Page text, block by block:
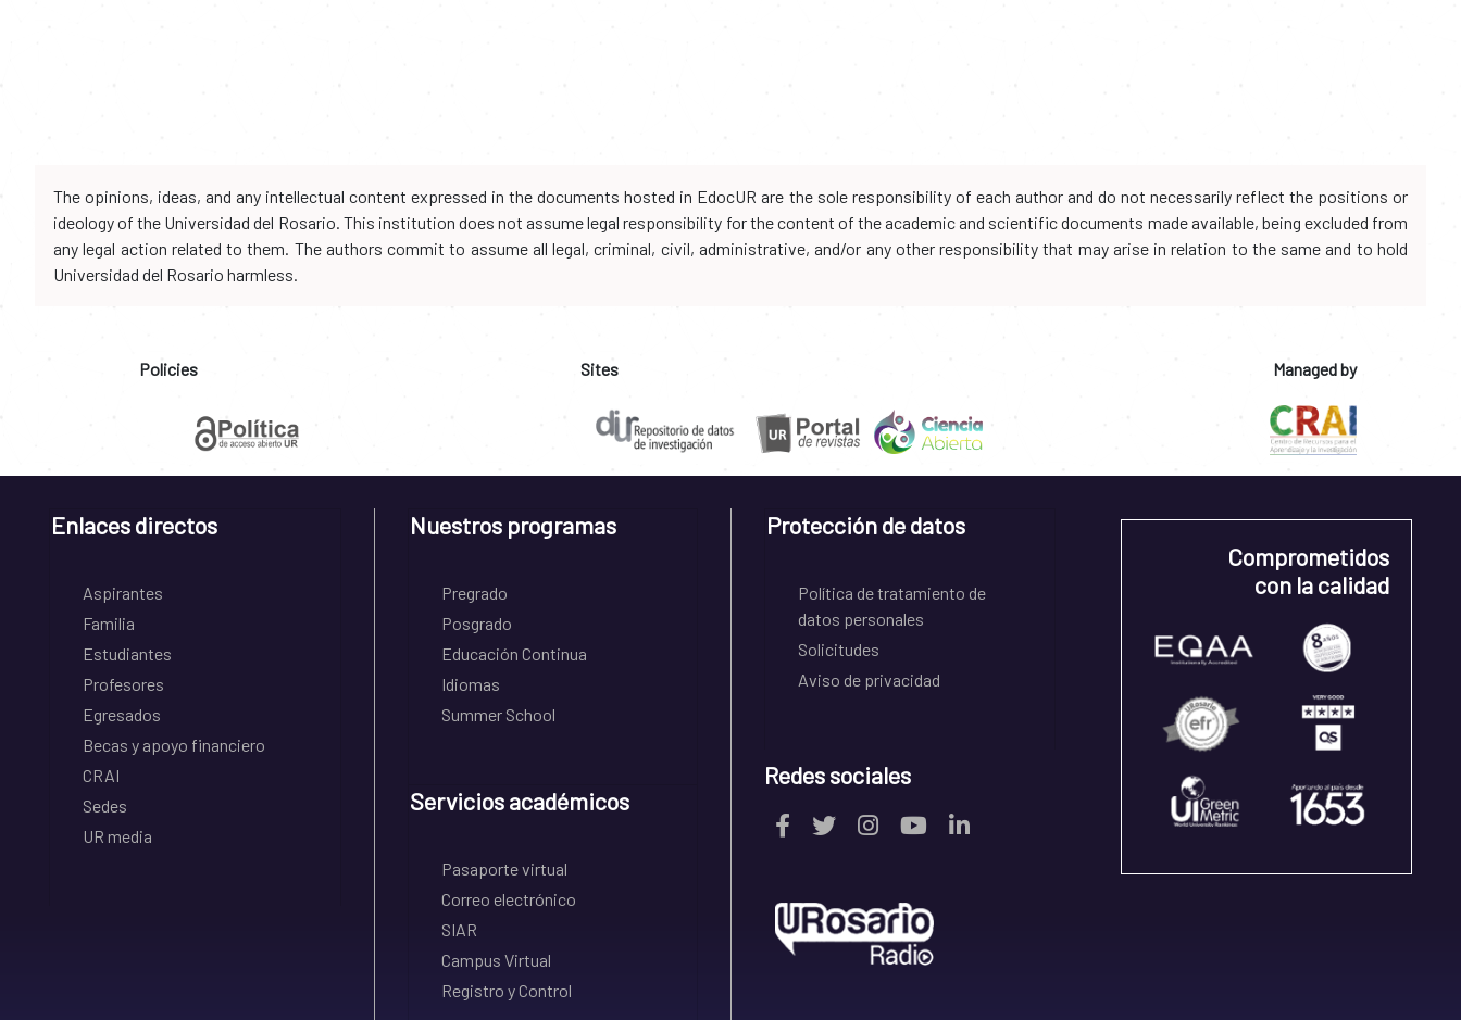
The opinions, ideas, and any intellectual content expressed in the documents hosted in EdocUR are the sole responsibility of each author and do not necessarily reflect the positions or
ideology of the Universidad del Rosario. This institution does not assume legal responsibility for the content of the academic and scientific documents made available, being excluded from
any legal action related to them. The authors commit to assume all legal, criminal, civil, administrative, and/or any other responsibility that may arise in relation to the same and to hold
Universidad del Rosario harmless.
Policies Sites Managed by
Enlaces directos
Aspirantes
Familia
Estudiantes
Profesores
Egresados
Becas y apoyo financiero
CRAI
Sedes
UR media
Nuestros programas
Pregrado
Posgrado
Educación Continua
Idiomas
Summer School
Servicios académicos
Pasaporte virtual
Correo electrónico
SIAR
Campus Virtual
Registro y Control
Protección de datos
Política de tratamiento de
datos personales
Solicitudes
Aviso de privacidad
Redes sociales
Comprometidos
con la calidad